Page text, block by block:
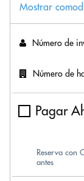
Mostrar
Número de
Número de
Pagar
Reserva con
antes